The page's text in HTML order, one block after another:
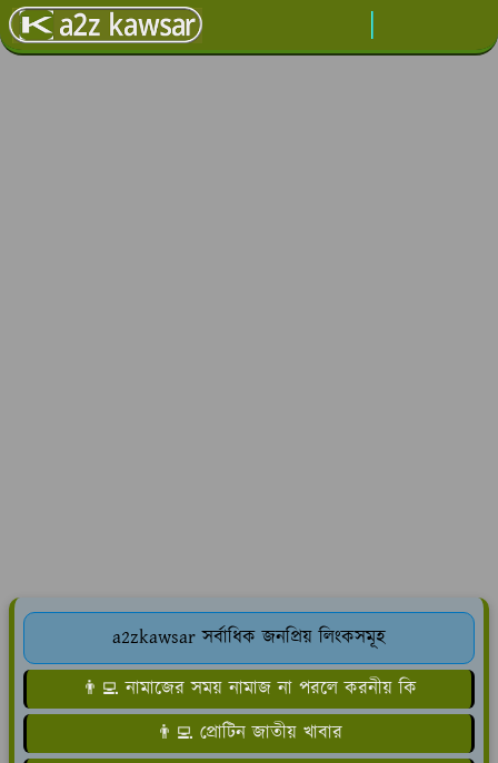
a2zkawsar সর্বাধিক জনপ্রিয় লিংকসমূহ
👨‍💻 নামাজের সময় নামাজ না পরলে করনীয় কি
👨‍💻 প্রোটিন জাতীয় খাবার